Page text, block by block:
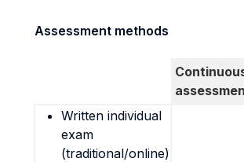
Assessment methods
Written individual
exam
(traditional/online)